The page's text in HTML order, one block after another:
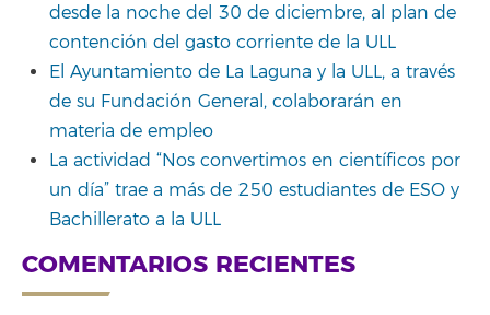
desde la noche del 30 de diciembre, al plan de
contención del gasto corriente de la ULL
El Ayuntamiento de La Laguna y la ULL, a través
de su Fundación General, colaborarán en
materia de empleo
La actividad “Nos convertimos en científicos por
un día” trae a más de 250 estudiantes de ESO y
Bachillerato a la ULL
COMENTARIOS RECIENTES